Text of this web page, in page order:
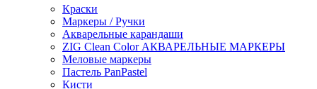
Краски
Маркеры / Ручки
Акварельные карандаши
ZIG Clean Color АКВАРЕЛЬНЫЕ МАРКЕРЫ
Меловые маркеры
Пастель PanPastel
Кисти